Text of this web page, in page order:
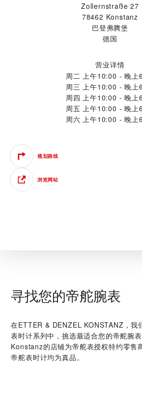
Zollernstraße 27
78462 Konstanz
巴登弗腾堡
德国
营业详情
周二
上午10:00 - 晚上
周三 上午10:00 - 晚上
周四 上午10:00 - 晚上
周五 上午10:00 - 晚上
周六 上午10:00 - 晚上
规划路线
浏览网站
寻找您的帝舵腕表
在‭ETTER & DENZEL KONSTANZ‬，我
表时计系列中，挑选最适合您的帝舵腕
Konstanz的店铺为帝舵表授权特约零售
帝舵表时计均为真品。